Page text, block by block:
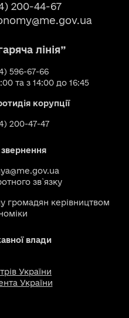
200-44-67
лінія”
596-67-66
та з 14:00 до 16:45
корупції
200-47-47
зв`язку
громадян керівництвом
влади
України
України